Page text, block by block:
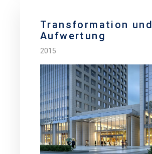
Transformation und
Aufwertung
2015